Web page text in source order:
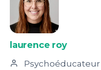
laurence roy
Psychoéducateur